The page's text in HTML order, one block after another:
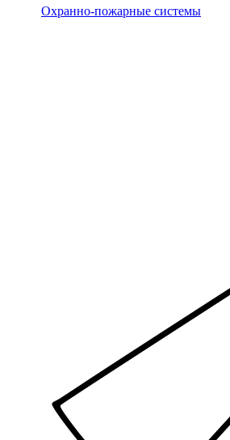
Охранно-пожарные системы